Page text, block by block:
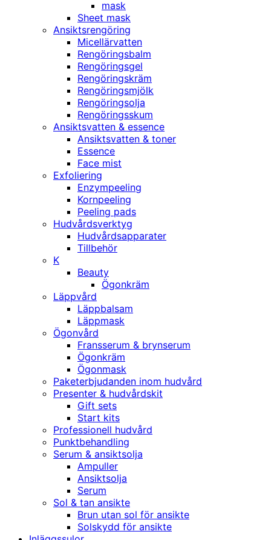
mask
Sheet mask
Ansiktsrengöring
Micellärvatten
Rengöringsbalm
Rengöringsgel
Rengöringskräm
Rengöringsmjölk
Rengöringsolja
Rengöringsskum
Ansiktsvatten & essence
Ansiktsvatten & toner
Essence
Face mist
Exfoliering
Enzympeeling
Kornpeeling
Peeling pads
Hudvårdsverktyg
Hudvårdsapparater
Tillbehör
K
Beauty
Ögonkräm
Läppvård
Läppbalsam
Läppmask
Ögonvård
Fransserum & brynserum
Ögonkräm
Ögonmask
Paketerbjudanden inom hudvård
Presenter & hudvårdskit
Gift sets
Start kits
Professionell hudvård
Punktbehandling
Serum & ansiktsolja
Ampuller
Ansiktsolja
Serum
Sol & tan ansikte
Brun utan sol för ansikte
Solskydd för ansikte